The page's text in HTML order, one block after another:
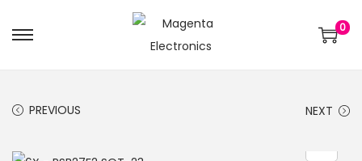
0
PREVIOUS NEXT